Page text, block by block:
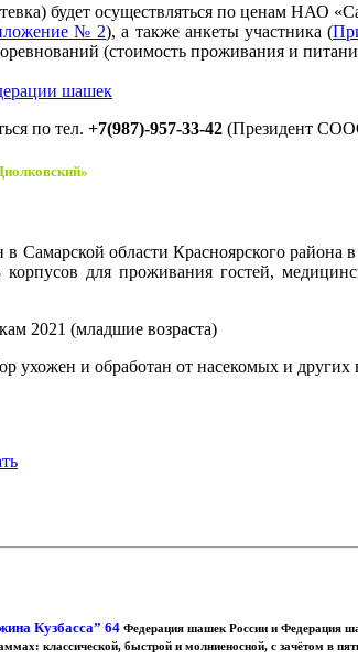
будет осуществляться по ценам НАО
№ 2), а также анкеты участника (
(стоимость проживания и
шашек
по тел. +7(987)-957-33-42 (Президент
Самарской области Красноярского
для проживания гостей,
ухожен и обработан от насекомых и
Кузбасса” 64 Федерация шашек России и Федерация
классической, быстрой и молниеносной, с зачётом в